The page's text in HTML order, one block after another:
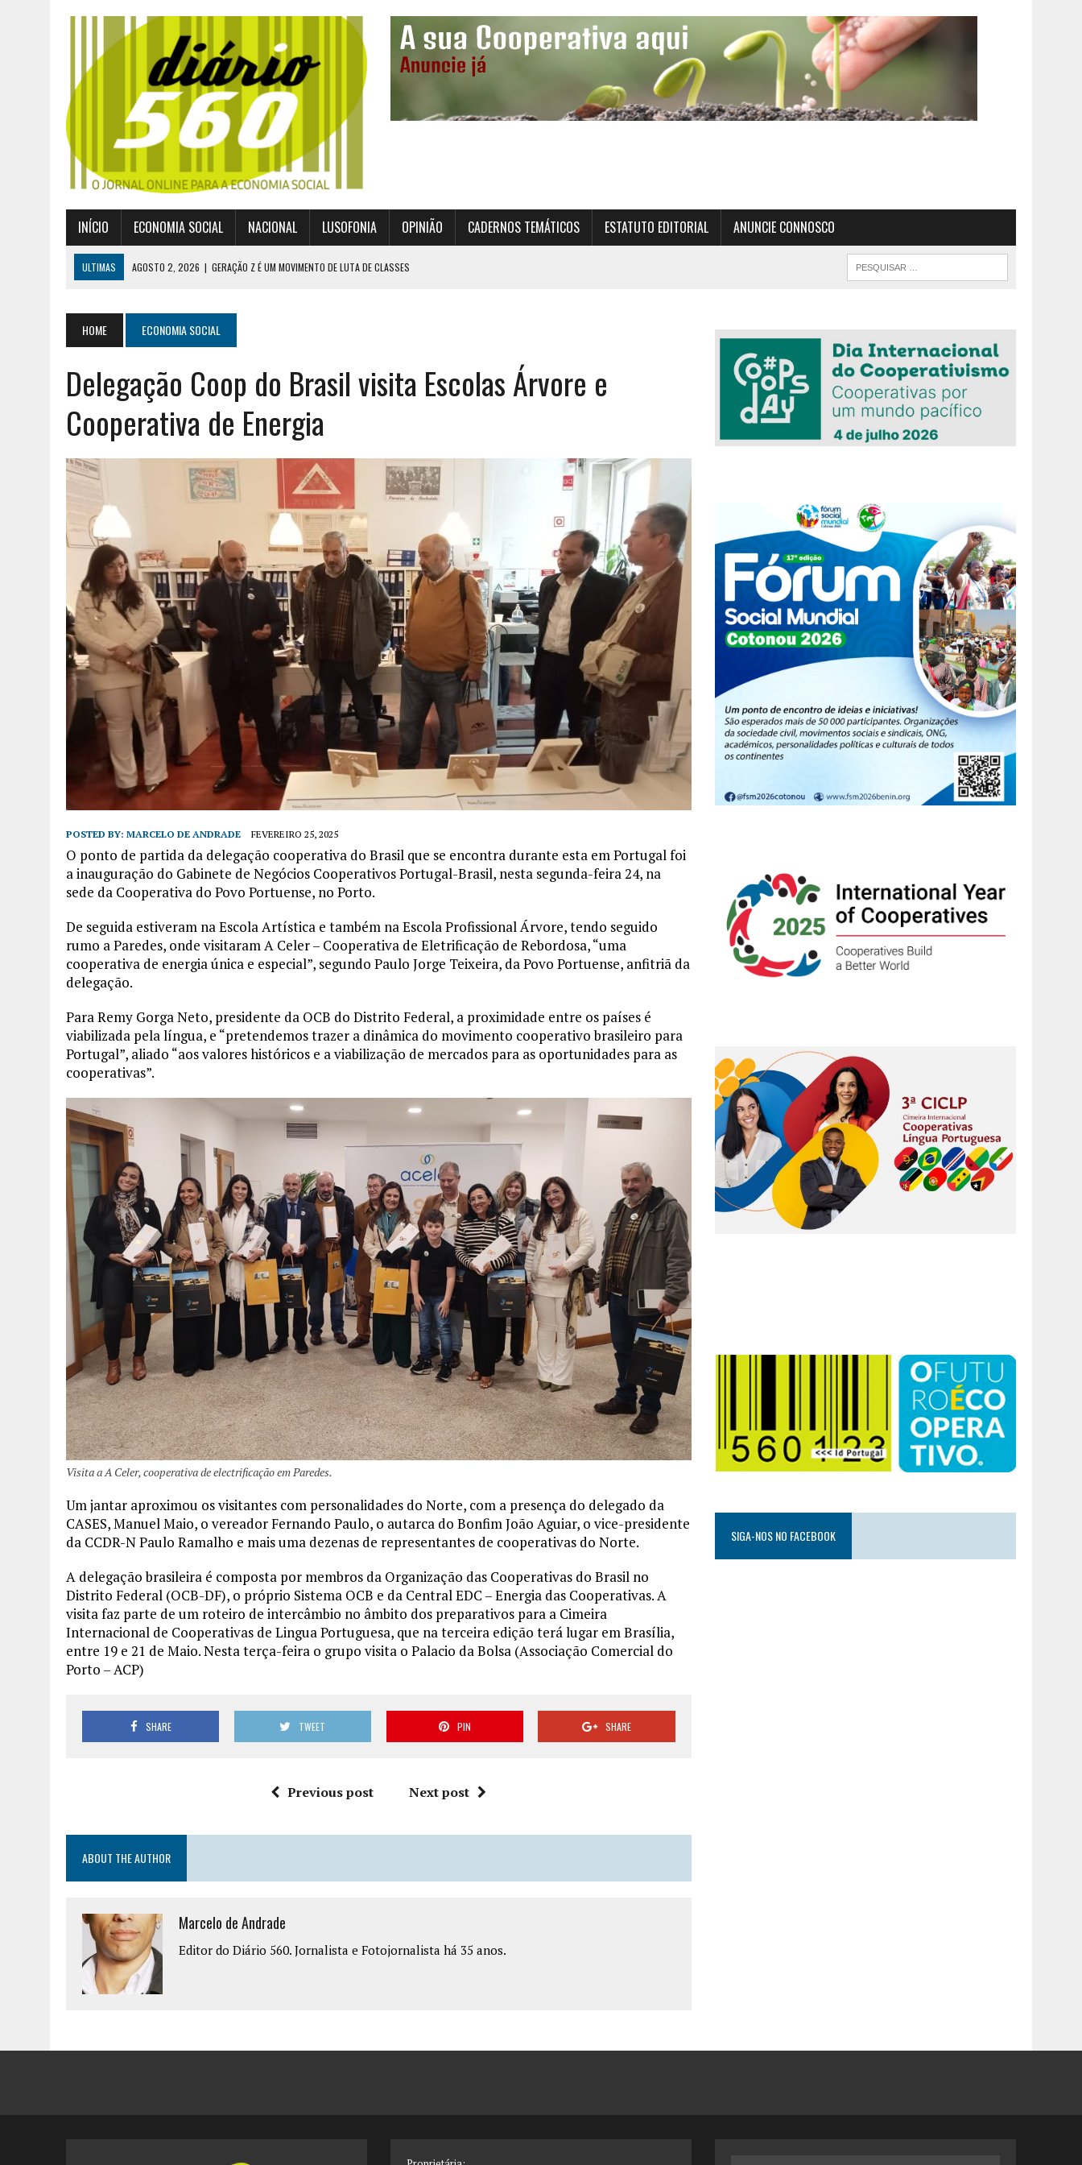
INÍCIO ECONOMIA SOCIAL NACIONAL LUSOFONIA OPINIÃO CADERNOS TEMÁTICOS ESTATUTO EDITORIAL ANUNCIE CONNOSCO
ULTIMAS AGOSTO 2, 2026 | GERAÇÃO Z É UM MOVIMENTO DE LUTA DE CLASSES
JULHO 26, 2026 | UM MARCO QUE REDEFINE O COOPERATIVISMO GLOBAL
AGOSTO 6, 2026
UM ENTRE MUITOS
HOME ECONOMIA SOCIAL
Delegação Coop do Brasil visita Escolas Árvore e
Cooperativa de Energia
POSTED BY: MARCELO DE ANDRADE FEVEREIRO 25, 2025
O ponto de partida da delegação cooperativa do Brasil que se encontra durante esta em Portugal foi
a inauguração do Gabinete de Negócios Cooperativos Portugal-Brasil, nesta segunda-feira 24, na
sede da Cooperativa do Povo Portuense, no Porto.
De seguida estiveram na Escola Artística e também na Escola Profissional Árvore, tendo seguido
rumo a Paredes, onde visitaram A Celer – Cooperativa de Eletrificação de Rebordosa, “uma
cooperativa de energia única e especial”, segundo Paulo Jorge Teixeira, da Povo Portuense, anfitriã da
delegação.
Para Remy Gorga Neto, presidente da OCB do Distrito Federal, a proximidade entre os países é
viabilizada pela língua, e “pretendemos trazer a dinâmica do movimento cooperativo brasileiro para
Portugal”, aliado “aos valores históricos e a viabilização de mercados para as oportunidades para as
cooperativas”.
Visita a A Celer, cooperativa de electrificação em Paredes.
Um jantar aproximou os visitantes com personalidades do Norte, com a presença do delegado da
CASES, Manuel Maio, o vereador Fernando Paulo, o autarca do Bonfim João Aguiar, o vice-presidente
da CCDR-N Paulo Ramalho e mais uma dezenas de representantes de cooperativas do Norte.
A delegação brasileira é composta por membros da Organização das Cooperativas do Brasil no
Distrito Federal (OCB-DF), o próprio Sistema OCB e da Central EDC – Energia das Cooperativas. A
visita faz parte de um roteiro de intercâmbio no âmbito dos preparativos para a Cimeira
Internacional de Cooperativas de Lingua Portuguesa, que na terceira edição terá lugar em Brasília,
entre 19 e 21 de Maio. Nesta terça-feira o grupo visita o Palacio da Bolsa (Associação Comercial do
Porto – ACP)
SHARE TWEET PIN SHARE
Previous post Next post
ABOUT THE AUTHOR
Marcelo de Andrade
Editor do Diário 560. Jornalista e Fotojornalista há 35 anos.
SIGA-NOS NO FACEBOOK